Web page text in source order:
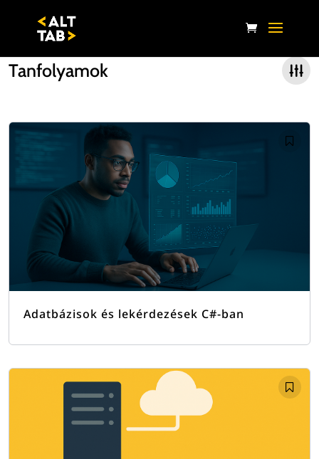
Tanfolyamok
Adatbázisok és lekérdezések C#-ban